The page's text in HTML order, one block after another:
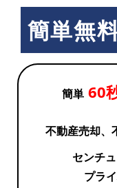
簡単無
簡単 60
不動産売却、
センチ
プラ